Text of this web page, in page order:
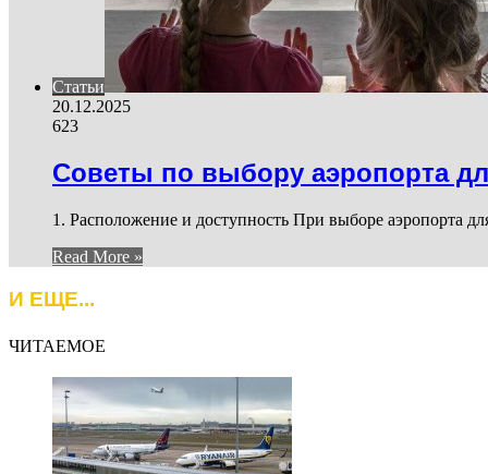
Статьи
20.12.2025
623
Советы по выбору аэропорта
1. Расположение и доступность При выборе аэропорта
Read More »
И ЕЩЕ...
ЧИТАЕМОЕ